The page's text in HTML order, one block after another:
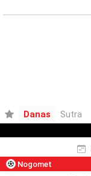
Danas Sutra
Nogomet